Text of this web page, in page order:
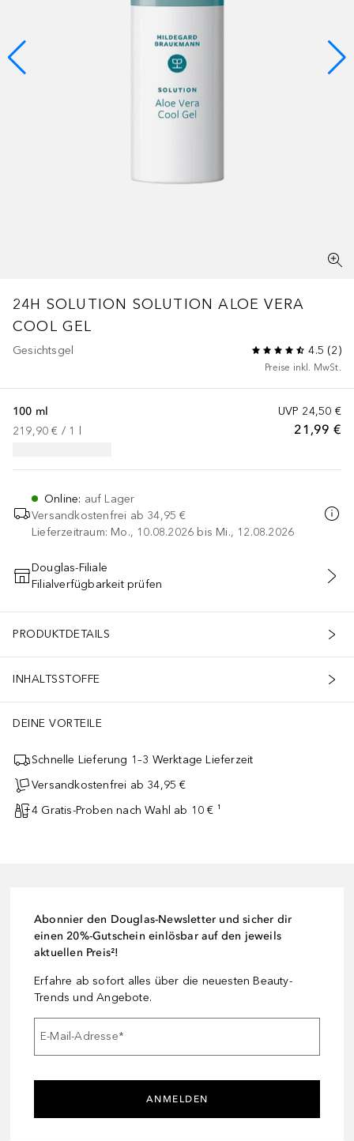
24H SOLUTION SOLUTION ALOE VERA
COOL GEL
Gesichtsgel 4.5 (2)
Preise inkl. MwSt.
UVP 24,50 €
21,99 €
100 ml
219,90 € / 1
Online: auf Lager
Versandkostenfrei ab 34,95 €
Lieferzeitraum: Mo., 10.08.2026 bis Mi., 12.08.2026
IN DEN WARENKORB
Douglas-Filiale
Filialverfügbarkeit prüfen
PRODUKTDETAILS
INHALTSSTOFFE
DEINE VORTEILE
Schnelle Lieferung 1–3 Werktage Lieferzeit
Versandkostenfrei ab 34,95 €
4 Gratis-Proben nach Wahl ab 10 € ¹
Abonnier den Douglas-Newsletter und sicher dir
einen 20%-Gutschein einlösbar auf den jeweils
aktuellen Preis²!
Erfahre ab sofort alles über die neuesten Beauty-
Trends und Angebote.
E-Mail-Adresse*
ANMELDEN